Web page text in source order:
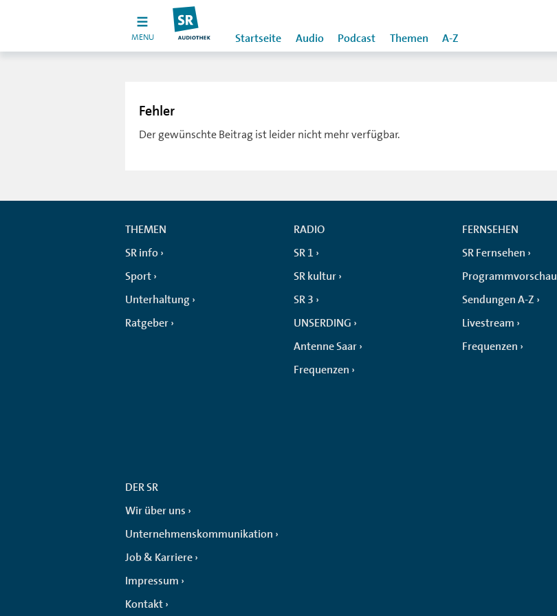
MENU Startseite Audio Podcast Themen A-Z
Fehler
Der gewünschte Beitrag ist leider nicht mehr verfügbar.
THEMEN
SR info
Sport
Unterhaltung
Ratgeber
RADIO
SR 1
SR kultur
SR 3
UNSERDING
Antenne Saar
Frequenzen
FERNSEHEN
SR Fernsehen
Programmvorschau
Sendungen A-Z
Livestream
Frequenzen
DER SR
Wir über uns
Unternehmenskommunikation
Job & Karriere
Impressum
Kontakt